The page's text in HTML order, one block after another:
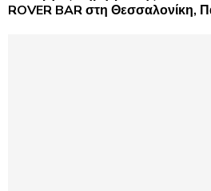
ROVER BAR στη Θεσσαλονίκη,